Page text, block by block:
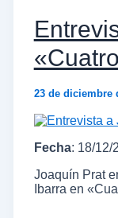
23 de diciembre
Fecha: 18/12/
Joaquín Prat
Ibarra en